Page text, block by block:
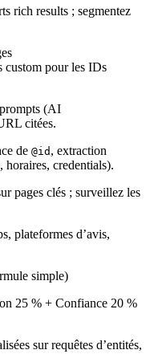
rich results ; segmentez
custom pour les IDs
(AI
citées.
de @id , extraction
credentials).
pages clés ; surveillez les
plateformes d’avis,
simple)
25 % + Confiance 20 %
sur requêtes d’entités,